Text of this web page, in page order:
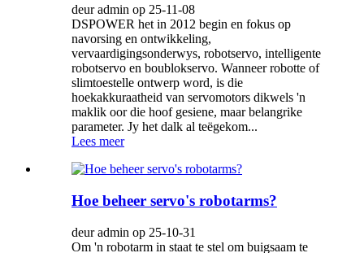
deur admin op 25-11-08
DSPOWER het in 2012 begin en fokus op
navorsing en ontwikkeling,
vervaardigingsonderwys, robotservo, intelligente
robotservo en boublokservo. Wanneer robotte of
slimtoestelle ontwerp word, is die
hoekakkuraatheid van servomotors dikwels 'n
maklik oor die hoof gesiene, maar belangrike
parameter. Jy het dalk al teëgekom...
Lees meer
Hoe beheer servo's robotarms?
deur admin op 25-10-31
Om 'n robotarm in staat te stel om buigsaam te